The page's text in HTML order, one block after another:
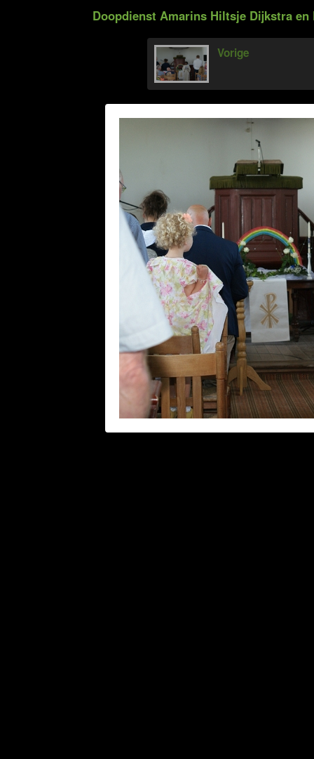
Doopdienst Amarins Hiltsje Dijkstra
Vorige